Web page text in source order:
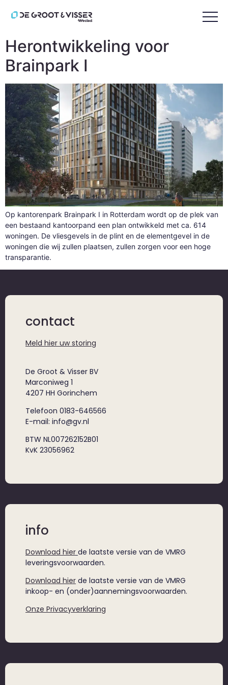
Tag:Ridge
Herontwikkeling voor
Brainpark I
Op kantorenpark Brainpark I in Rotterdam wordt op de plek van
een bestaand kantoorpand een plan ontwikkeld met ca. 614
woningen. De vliesgevels in de plint en de elementgevel in de
woningen die wij zullen plaatsen, zullen zorgen voor een hoge
transparantie.
contact
Meld hier uw storing
De Groot & Visser BV
Marconiweg 1
4207 HH Gorinchem
Telefoon 0183-646566
E-mail: info@gv.nl
BTW NL007262152B01
KvK 23056962
info
Download hier de laatste versie van de VMRG
leveringsvoorwaarden.
Download hier de laatste versie van de VMRG
inkoop- en (onder)aannemingsvoorwaarden.
Onze Privacyverklaring